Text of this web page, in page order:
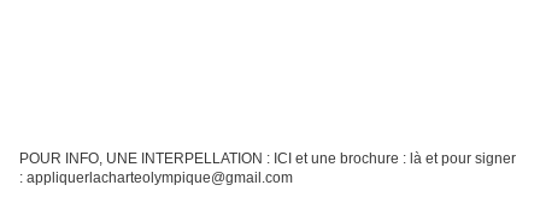
POUR INFO, UNE INTERPELLATION : ICI et une brochure : là et pour signer
: appliquerlacharteolympique@gmail.com